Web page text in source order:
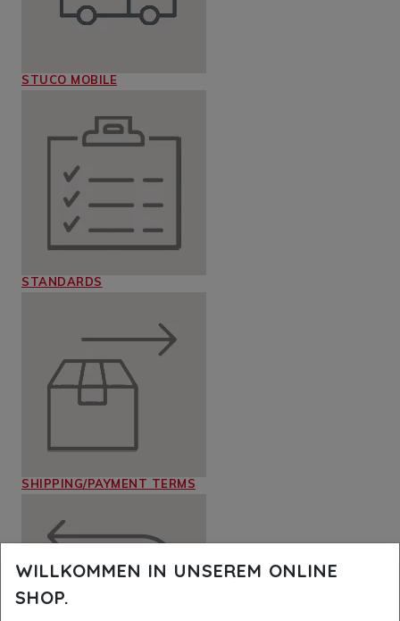
STUCO MOBILE
STANDARDS
SHIPPING/PAYMENT TERMS
WILLKOMMEN IN UNSEREM ONLINE
SHOP.